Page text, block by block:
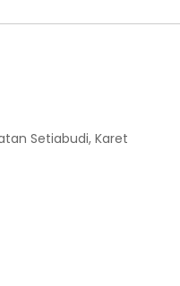
Setiabudi, Karet